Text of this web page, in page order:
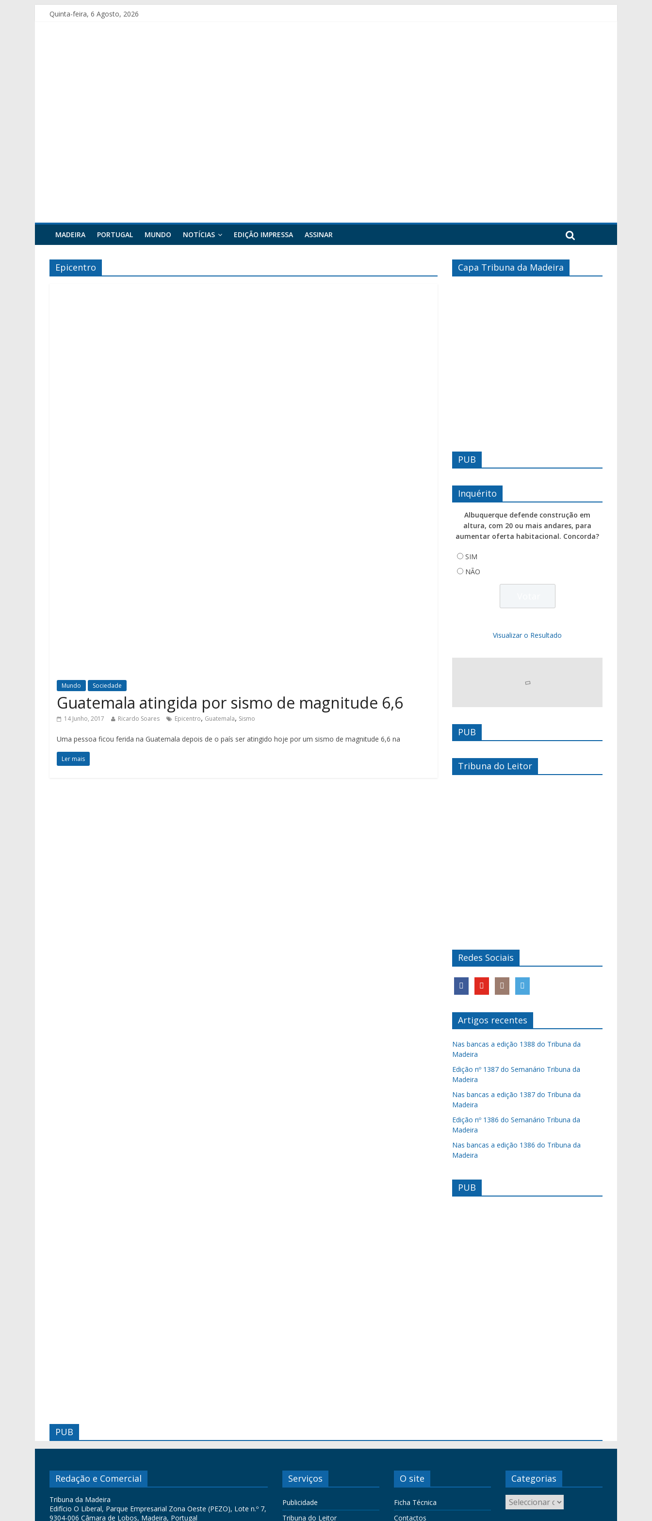
Quinta-feira, 6 Agosto, 2026
MADEIRA PORTUGAL MUNDO NOTÍCIAS EDIÇÃO IMPRESSA ASSINAR
Epicentro
Mundo Sociedade
Guatemala atingida por sismo de magnitude 6,6
14 Junho, 2017 Ricardo Soares Epicentro, Guatemala, Sismo
Uma pessoa ficou ferida na Guatemala depois de o país ser atingido hoje por um sismo de magnitude 6,6 na
Ler mais
Capa Tribuna da Madeira
PUB
Inquérito
Albuquerque defende construção em
altura, com 20 ou mais andares, para
aumentar oferta habitacional. Concorda?
SIM
NÃO
Visualizar o Resultado
PUB
Tribuna do Leitor
Redes Sociais
Artigos recentes
Nas bancas a edição 1388 do Tribuna da
Madeira
Edição nº 1387 do Semanário Tribuna da
Madeira
Nas bancas a edição 1387 do Tribuna da
Madeira
Edição nº 1386 do Semanário Tribuna da
Madeira
Nas bancas a edição 1386 do Tribuna da
Madeira
PUB
PUB
Redação e Comercial
Tribuna da Madeira
Edifício O Liberal, Parque Empresarial Zona Oeste (PEZO), Lote n.º 7,
9304-006 Câmara de Lobos, Madeira, Portugal
Serviços
Publicidade
Tribuna do Leitor
O site
Ficha Técnica
Contactos
Categorias